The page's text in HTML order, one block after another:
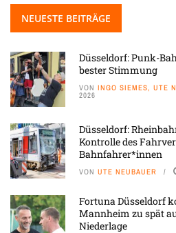
NEUESTE BEITRÄGE
Düsseldorf: Punk-
bester Stimmung
VON INGO SIEMES, UTE
2026
Düsseldorf:
Kontrolle des
Bahnfahrer*innen
VON UTE NEUBAUER
Fortuna Düsseldorf
Mannheim zu spät
Niederlage